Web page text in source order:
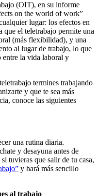
(OIT), en su informe
on the world of work”
lugar: los efectos en
que el teletrabajo permite una
(más flexibilidad), y una
al lugar de trabajo, lo que
la vida laboral y
termines trabajando
y que te sea más
conoce las siguientes
una rutina diaria.
y desayuna antes de
tuvieras que salir de tu casa,
y hará más sencillo
al trabajo